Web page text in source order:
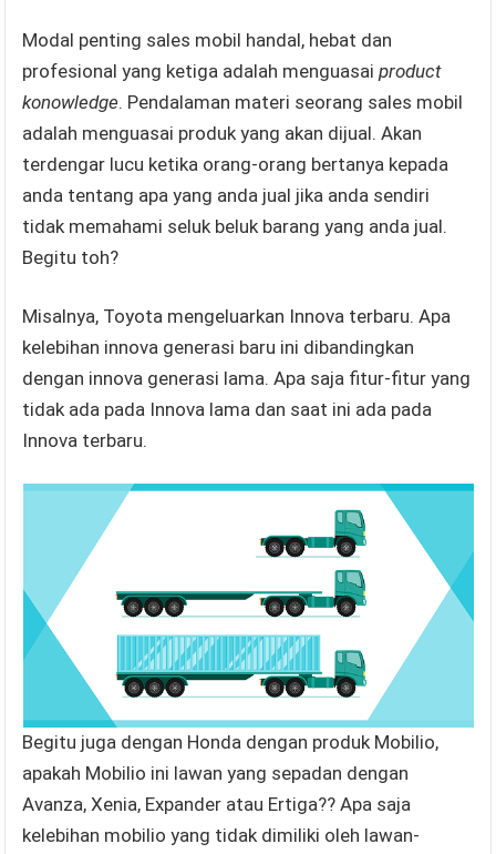
Modal penting sales mobil handal, hebat dan
profesional yang ketiga adalah menguasaiproduct
konowledge. Pendalaman materi seorang sales mobil
adalah menguasai produk yang akan dijual. Akan
terdengar lucu ketika orang-orang bertanya kepada
anda tentang apa yang anda jual jika anda sendiri
tidak memahami seluk beluk barang yang anda jual.
Begitu toh?
Misalnya, Toyota mengeluarkan Innova terbaru. Apa
kelebihan innova generasi baru ini dibandingkan
dengan innova generasi lama. Apa saja fitur-fitur yang
tidak ada pada Innova lama dan saat ini ada pada
Innova terbaru.
Begitu juga dengan Honda dengan produk Mobilio,
apakah Mobilio ini lawan yang sepadan dengan
Avanza, Xenia, Expander atau Ertiga?? Apa saja
kelebihan mobilio yang tidak dimiliki oleh lawan-